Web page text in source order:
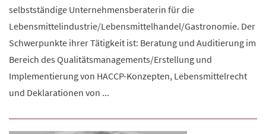
selbstständige Unternehmensberaterin für die
Lebensmittelindustrie/Lebensmittelhandel/Gastronomie. Der
Schwerpunkte ihrer Tätigkeit ist: Beratung und Auditierung im
Bereich des Qualitätsmanagements/Erstellung und
Implementierung von HACCP-Konzepten, Lebensmittelrecht
und Deklarationen von ...